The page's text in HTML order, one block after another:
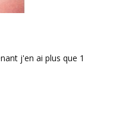
j'en ai plus que 1